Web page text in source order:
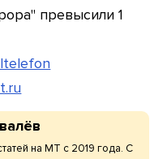
превысили 1
на МТ с 2019 года. С